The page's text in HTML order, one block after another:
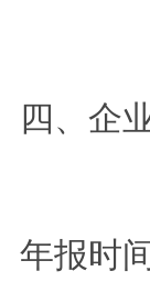
、企业
报时间